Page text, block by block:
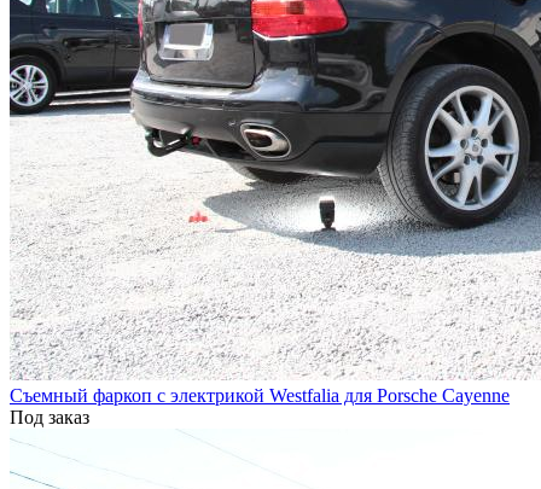
Съемный фаркоп с электрикой Westfalia для Porsche Cayenne
Под заказ